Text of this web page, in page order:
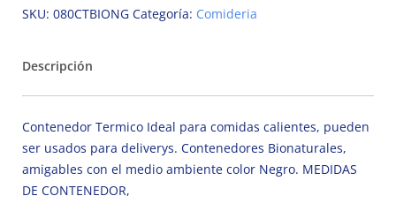
SKU: 080CTBIONG Categoría: Comideria
Descripción
Contenedor Termico Ideal para comidas calientes, pueden
ser usados para deliverys. Contenedores Bionaturales,
amigables con el medio ambiente color Negro. MEDIDAS
DE CONTENEDOR,